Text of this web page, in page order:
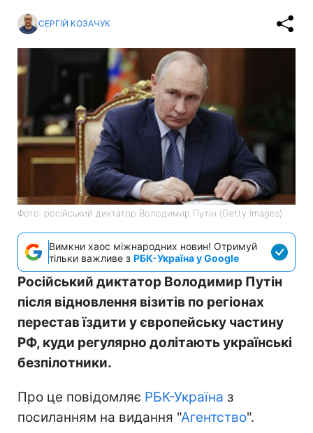
СЕРГІЙ КОЗАЧУК
Фото: російський диктатор Володимир Путін (Getty Images)
Вимкни хаос міжнародних новин! Отримуй
тільки важливе з РБК-Україна у Google
Російський диктатор Володимир Путін
після відновлення візитів по регіонах
перестав їздити у європейську частину
РФ, куди регулярно долітають українські
безпілотники.
Про це повідомляє РБК-Україна з
посиланням на видання "Агентство".